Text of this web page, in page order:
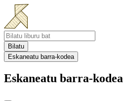
Bilatu
Eskaneatu barra-kodea
Eskaneatu barra-kodea